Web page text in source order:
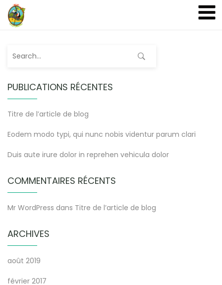
PUBLICATIONS RÉCENTES
Titre de l’article de blog
Eodem modo typi, qui nunc nobis videntur parum clari
Duis aute irure dolor in reprehen vehicula dolor
COMMENTAIRES RÉCENTS
Mr WordPress dans Titre de l’article de blog
ARCHIVES
août 2019
février 2017